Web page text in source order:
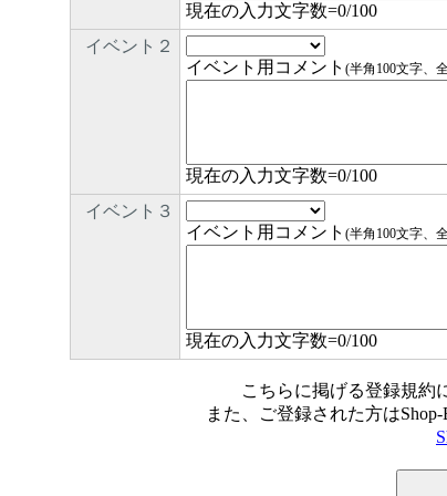
現在の入力文字数=0/100
イベント２
イベント用コメント (半角100文字、
現在の入力文字数=0/100
イベント３
イベント用コメント (半角100文字、
現在の入力文字数=0/100
こちらに掲げる登録規約
また、ご登録された方は